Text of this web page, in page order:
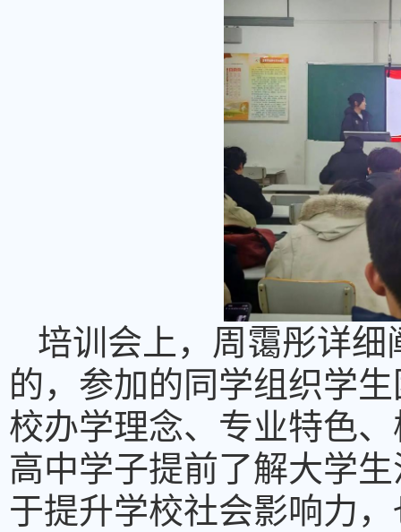
培训会上，周霭彤详
的，参加的同学组织学
校办学理念、专业特色
高中学子提前了解大学
于提升学校社会影响力